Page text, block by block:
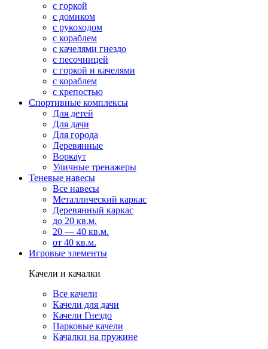
с горкой
с домиком
с рукоходом
с кораблем
с качелями гнездо
с песочницей
с горкой и качелями
с кораблем
с крепостью
Спортивные комплексы
Для детей
Для дачи
Для города
Деревянные
Воркаут
Уличные тренажеры
Теневые навесы
Все навесы
Металлический каркас
Деревянный каркас
до 20 кв.м.
20 — 40 кв.м.
от 40 кв.м.
Игровые элементы
Качели и качалки
Все качели
Качели для дачи
Качели Гнездо
Парковые качели
Качалки на пружине